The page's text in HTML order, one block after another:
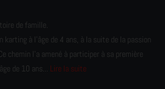
de famille.
karting à l’âge de 4 ans, à la suite de la passion
chemin l'a amené à participer à sa première
de 10 ans... Lire la suite